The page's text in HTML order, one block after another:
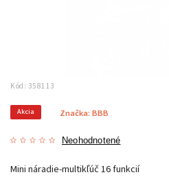
Kód: 358113
Akcia
Neohodnotené
Značka: BBB
Mini náradie-multikľúč 16 funkcií